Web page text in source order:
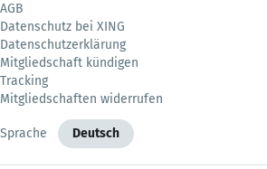
AGB
Datenschutz bei XING
Datenschutzerklärung
Mitgliedschaft kündigen
Tracking
Mitgliedschaften widerrufen
Sprache Deutsch